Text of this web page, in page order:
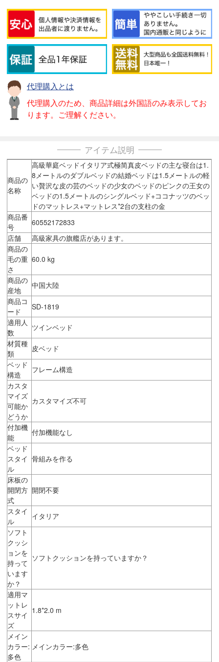
代理購入とは
代理購入のため、商品詳細は外国語のみ表示してお
ります。ご理解ください。
アイテム説明
商品の
名称
高級華庭ベッドイタリア式極简真皮ベッドの主な寝台は1.
8メートルのダブルベッドの結婚ベッドは1.5メートルの軽
い贅沢な皮の芸のベッドの少女のベッドのピンクの王女の
ベッドの1.5メートルのシングルベッド+ココナッツのベッ
ドのマットレス+マットレス*2台の支柱の金
商品番
号
60552172833
店舗
高級家具の旗艦店があります。
商品の
毛の重
さ
60.0 kg
商品の
産地
中国大陸
商品コ
ード
SD-1819
適用人
数
ツインベッド
材質種
類
皮ベッド
ベッド
構造
フレーム構造
カスタ
マイズ
可能か
どうか
カスタマイズ不可
付加機
能
付加機能なし
ベッド
スタイ
ル
骨組みを作る
床板の
開閉方
式
開閉不要
スタイ
ル
イタリア
ソフト
クッシ
ョンを
持って
います
か？
ソフトクッションを持っていますか？
適用マ
ットレ
スサイ
ズ
1.8*2.0 m
メイン
カラー:
多色
メインカラー:多色